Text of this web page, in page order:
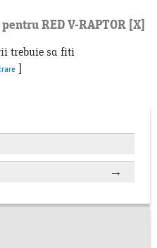
RED V-RAPTOR [X]
trebuie sa fiti
]